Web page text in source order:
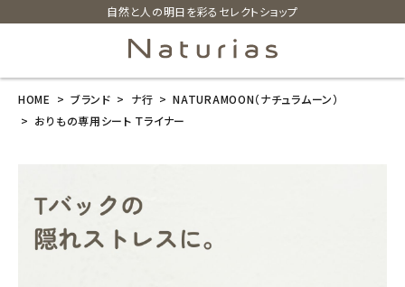
自然と人の明日を彩るセレクトショップ
新商品
HOME ブランド ナ行
NATURAMOON（ナチュラムーン）
おりもの専用シート Ｔライナー